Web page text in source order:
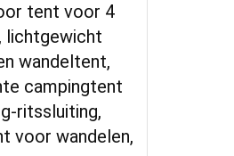
tent voor 4
lichtgewicht
wandeltent,
campingtent
ritssluiting,
voor wandelen,